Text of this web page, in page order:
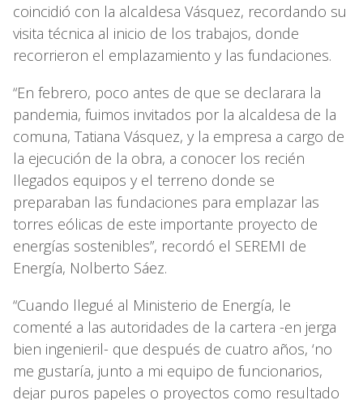
coincidió con la alcaldesa Vásquez, recordando su
visita técnica al inicio de los trabajos, donde
recorrieron el emplazamiento y las fundaciones.
“En febrero, poco antes de que se declarara la
pandemia, fuimos invitados por la alcaldesa de la
comuna, Tatiana Vásquez, y la empresa a cargo de
la ejecución de la obra, a conocer los recién
llegados equipos y el terreno donde se
preparaban las fundaciones para emplazar las
torres eólicas de este importante proyecto de
energías sostenibles”, recordó el SEREMI de
Energía, Nolberto Sáez.
“Cuando llegué al Ministerio de Energía, le
comenté a las autoridades de la cartera -en jerga
bien ingenieril- que después de cuatro años, ‘no
me gustaría, junto a mi equipo de funcionarios,
dejar puros papeles o proyectos como resultado